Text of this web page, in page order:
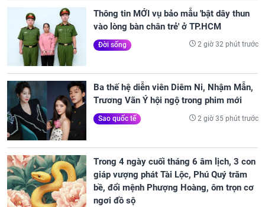
Thông tin MỚI vụ bảo mẫu 'bật dây thun
vào lòng bàn chân trẻ' ở TP.HCM
Đời sống 2 giờ 32 phút trước
Ba thế hệ diễn viên Diêm Ni, Nhậm Mẫn,
Trương Vãn Ý hội ngộ trong phim mới
Sao quốc tế 2 giờ 35 phút trước
Trong 4 ngày cuối tháng 6 âm lịch, 3 con
giáp vượng phát Tài Lộc, Phú Quý trăm
bề, đổi mệnh Phượng Hoàng, ôm trọn cơ
ngơi đồ sộ